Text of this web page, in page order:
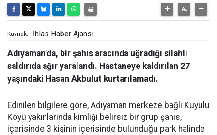
Kaynak: İhlas Haber Ajansı
Adıyaman’da, bir şahıs aracında uğradığı silahlı
saldırıda ağır yaralandı. Hastaneye kaldırılan 27
yaşındaki Hasan Akbulut kurtarılamadı.
Edinilen bilgilere göre, Adıyaman merkeze bağlı Kuyulu
Köyü yakınlarında kimliği belirsiz bir grup şahıs,
içerisinde 3 kişinin içerisinde bulunduğu park halinde